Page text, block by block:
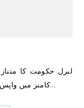
لبرل حکومت کا متنازعہ آن لائن سٹریمنگ ایکٹ ہاؤس آف
کامنز میں واپس آ گیا ہے، جہاں اراکین پارلیمنٹ سینیٹ…